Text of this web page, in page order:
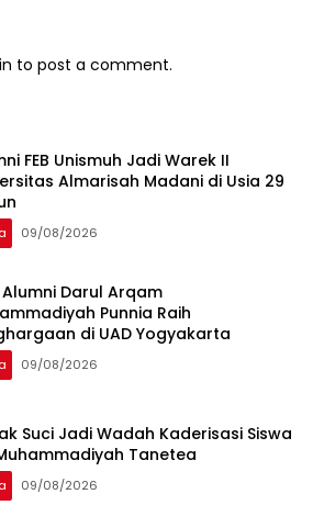
to post a comment.
FEB Unismuh Jadi Warek II
Almarisah Madani di Usia 29
09/08/2026
Alumni Darul Arqam
Punnia Raih
di UAD Yogyakarta
09/08/2026
Suci Jadi Wadah Kaderisasi Siswa
Tanetea
09/08/2026